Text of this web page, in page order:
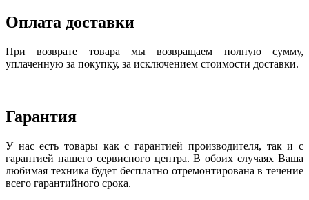
Оплата доставки
При возврате товара мы возвращаем полную сумму,
уплаченную за покупку, за исключением стоимости доставки.
Гарантия
У нас есть товары как с гарантией производителя, так и с
гарантией нашего сервисного центра. В обоих случаях Ваша
любимая техника будет бесплатно отремонтирована в течение
всего гарантийного срока.